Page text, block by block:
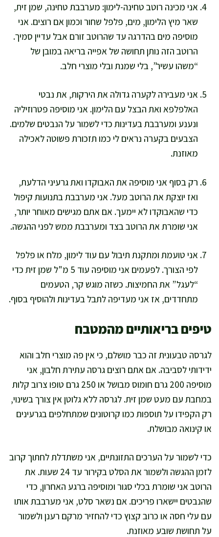
אני מכינה רוטב טחינה-לימון: מערבבת טחינה, שמן זית,
שאר מיץ הלימון, מים, פלפל שחור וכמון אם רוצים. אני
מוסיפה מים בהדרגה עד שהרוטב זורם אבל עדיין סמיך.
הרוטב הזה נותן תחושה של אפייה בריאה במובן של
“משהו עשיר”, בלי שמנת ובלי מוצרי חלב.
אני מעבירה לקערה גדולה את הירקות, את נבטי
האלפלפא ואת הבצל עם הלימון. אני מוסיפה פטרוזיליה
ונענע ומערבבת בעדינות כדי לשמור על הנבטים שלמים.
הצבעים בקערה נראים לי כמו תזכורת פשוטה לאכילה
מאוזנת.
רק בסוף אני מוסיפה את האבוקדו ואת גרעיני הדלעת,
ואז יוצקת את הרוטב מעל. אני מערבבת בתנועות קיפול
כדי שהאבוקדו לא יימעך. אם אתם מגישים מאוחר יותר,
אני שומרת את הרוטב בצד ומערבבת ממש לפני ההגשה.
אני טועמת ומתקנת תיבול עם עוד לימון, מלח או פלפל
לפי הצורך. לפעמים אני מוסיפה עוד 5 מ"ל שמן זית כדי
“לעגל” את החמיצות. כשזה מוגש קר, הטעמים
מתחדדים, אז אני מעדיפה לתבל בעדינות ולהוסיף בסוף.
טיפים בריאותיים מהמטבח
לגרסה טבעונית זה כבר מושלם, כי אין פה מוצרי חלב והוא
ידידותי לסביבה. אם אתם רוצים גרסה עתירת חלבון, אני
מוסיפה 200 גרם חומוס מבושל או 250 גרם טופו צרוב קלות
במחבת עם מעט שמן זית. לגרסה ללא גלוטן אין צורך בשינוי,
רק הקפידו על תוספות כמו קרוטונים שמתחלפים בגרעינים
או קינואה מבושלת.
כדי לשמור על הערכים התזונתיים, אני משתדלת לחתוך קרוב
לזמן ההגשה ולשמור את הסלט בקירור עד 24 שעות. את
הרוטב אני שומרת בכלי סגור ומוסיפה ברגע האחרון, כדי
שהנבטים יישארו פריכים. אם נשאר סלט, אני מערבבת אותו
עם עלי חסה או כרוב קצוץ כדי להחזיר מרקם רענן ולשמור
על תחושת שובע מאוזנת.